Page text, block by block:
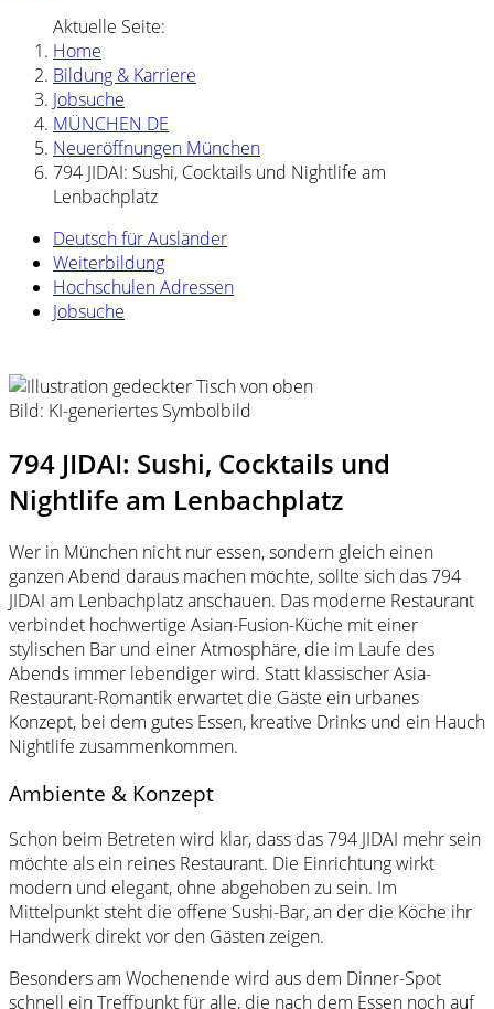
Aktuelle Seite:
Home
Bildung & Karriere
Jobsuche
MÜNCHEN DE
Neueröffnungen München
794 JIDAI: Sushi, Cocktails und Nightlife am
Lenbachplatz
Deutsch für Ausländer
Weiterbildung
Hochschulen Adressen
Jobsuche
Bild: KI-generiertes Symbolbild
794 JIDAI: Sushi, Cocktails und
Nightlife am Lenbachplatz
Wer in München nicht nur essen, sondern gleich einen
ganzen Abend daraus machen möchte, sollte sich das 794
JIDAI am Lenbachplatz anschauen. Das moderne Restaurant
verbindet hochwertige Asian-Fusion-Küche mit einer
stylischen Bar und einer Atmosphäre, die im Laufe des
Abends immer lebendiger wird. Statt klassischer Asia-
Restaurant-Romantik erwartet die Gäste ein urbanes
Konzept, bei dem gutes Essen, kreative Drinks und ein Hauch
Nightlife zusammenkommen.
Ambiente & Konzept
Schon beim Betreten wird klar, dass das 794 JIDAI mehr sein
möchte als ein reines Restaurant. Die Einrichtung wirkt
modern und elegant, ohne abgehoben zu sein. Im
Mittelpunkt steht die offene Sushi-Bar, an der die Köche ihr
Handwerk direkt vor den Gästen zeigen.
Besonders am Wochenende wird aus dem Dinner-Spot
schnell ein Treffpunkt für alle, die nach dem Essen noch auf